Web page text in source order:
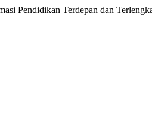
Pendidikan Terdepan dan